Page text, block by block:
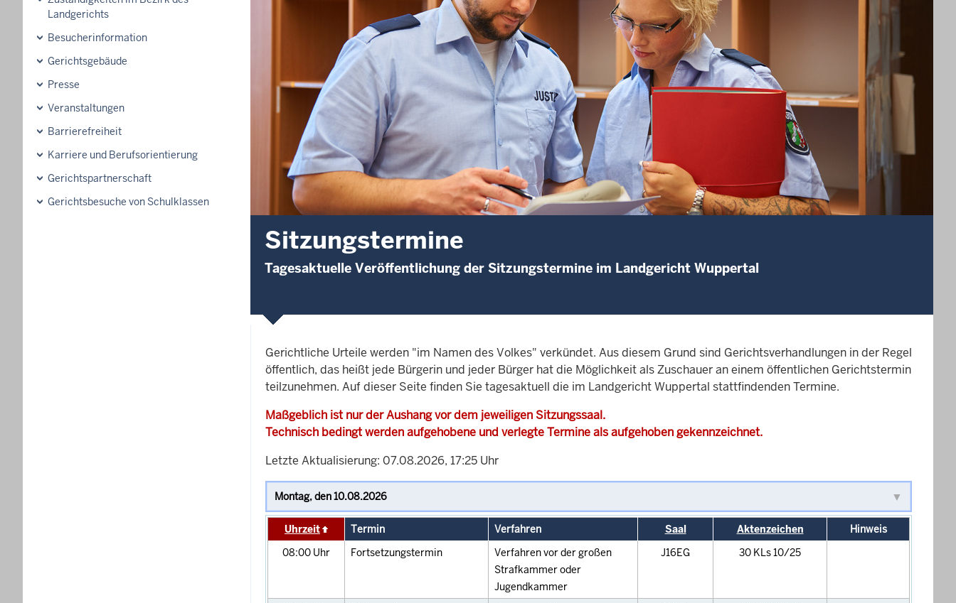
Landgerichts
Besucherinformation
Gerichtsgebäude
Presse
Veranstaltungen
Barrierefreiheit
Karriere und Berufsorientierung
Gerichtspartnerschaft
Gerichtsbesuche von Schulklassen
Sitzungstermine
Tagesaktuelle Veröffentlichung der Sitzungstermine im Landgericht Wuppertal
Gerichtliche Urteile werden "im Namen des Volkes" verkündet. Aus diesem Grund sind Gerichtsverhandlungen in der Regel
öffentlich, das heißt jede Bürgerin und jeder Bürger hat die Möglichkeit als Zuschauer an einem öffentlichen Gerichtstermin
teilzunehmen. Auf dieser Seite finden Sie tagesaktuell die im Landgericht Wuppertal stattfindenden Termine.
Maßgeblich ist nur der Aushang vor dem jeweiligen Sitzungssaal.
Technisch bedingt werden aufgehobene und verlegte Termine als aufgehoben gekennzeichnet.
Letzte Aktualisierung: 07.08.2026, 17:25 Uhr
Uhrzeit Termin Verfahren Saal Aktenzeichen
Hinweis
08:00 Uhr Fortsetzungstermin
Verfahren vor der großen
Strafkammer oder
Jugendkammer
J16EG 30 KLs 10/25